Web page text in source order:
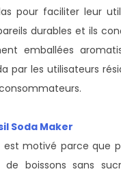
pour faciliter leur
durables et ils
emballées
par les utilisateurs
Soda Maker
est motivé parce
de boissons sans